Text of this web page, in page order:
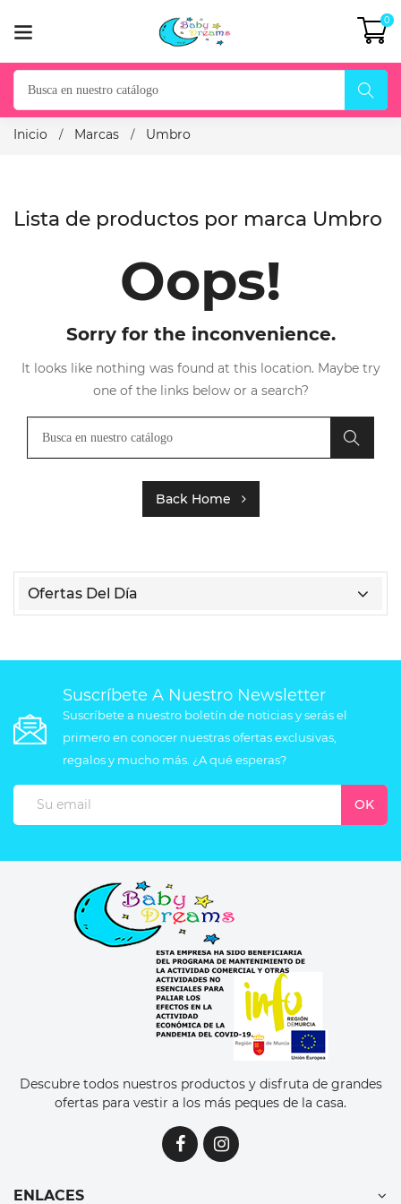
0
Inicio Marcas Umbro
Lista de productos por marca Umbro
Oops!
Sorry for the inconvenience.
It looks like nothing was found at this location. Maybe try
one of the links below or a search?
Back Home
Ofertas Del Día
Suscríbete A Nuestro Newsletter
Suscríbete a nuestro boletín de noticias y serás el
primero en conocer nuestras ofertas exclusivas,
regalos y mucho más. ¿A qué esperas?
Descubre todos nuestros productos y disfruta de grandes
ofertas para vestir a los más peques de la casa.
ENLACES